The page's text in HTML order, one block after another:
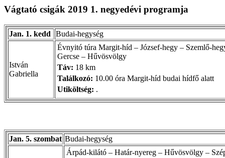
Vágtató csigák 2019 1. negyedévi programja
Jan. 1. kedd Budai-hegység
István
Gabriella
Évnyitó túra Margit-híd – József-hegy – Szemlő-
Gercse – Hűvösvölgy
Táv: 18 km
Találkozó: 10.00 óra Margit-híd budai hídfő alatt
Utiköltség: .
Jan. 5. szombat Budai-hegység
Árpád-kilátó – Határ-nyereg – Hűvösvölgy –